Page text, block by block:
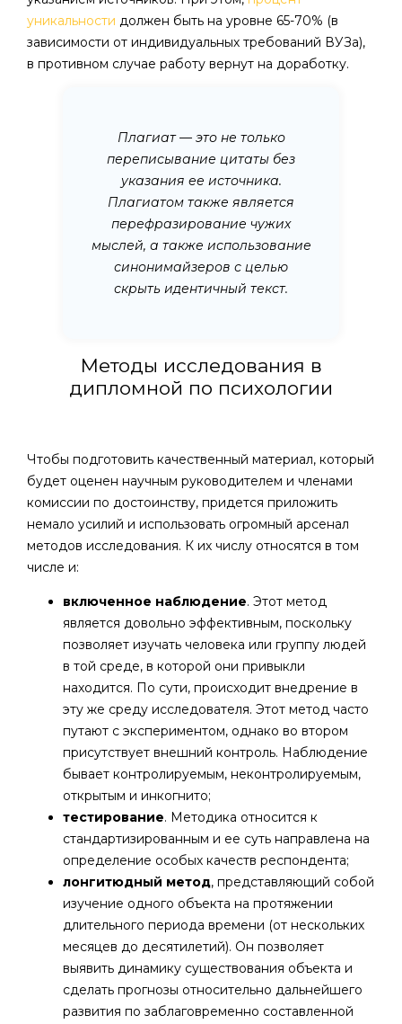
уникальности должен быть на уровне 65-70% (в
зависимости от индивидуальных требований ВУЗа),
в противном случае работу вернут на доработку.
Плагиат — это не только
переписывание цитаты без
указания ее источника.
Плагиатом также является
перефразирование чужих
мыслей, а также использование
синонимайзеров с целью
скрыть идентичный текст.
Методы исследования в
дипломной по психологии
Чтобы подготовить качественный материал, который
будет оценен научным руководителем и членами
комиссии по достоинству, придется приложить
немало усилий и использовать огромный арсенал
методов исследования. К их числу относятся в том
числе и:
включенное наблюдение. Этот метод
является довольно эффективным, поскольку
позволяет изучать человека или группу людей
в той среде, в которой они привыкли
находится. По сути, происходит внедрение в
эту же среду исследователя. Этот метод часто
путают с экспериментом, однако во втором
присутствует внешний контроль. Наблюдение
бывает контролируемым, неконтролируемым,
открытым и инкогнито;
тестирование. Методика относится к
стандартизированным и ее суть направлена на
определение особых качеств респондента;
лонгитюдный метод, представляющий собой
изучение одного объекта на протяжении
длительного периода времени (от нескольких
месяцев до десятилетий). Он позволяет
выявить динамику существования объекта и
сделать прогнозы относительно дальнейшего
развития по заблаговременно составленной